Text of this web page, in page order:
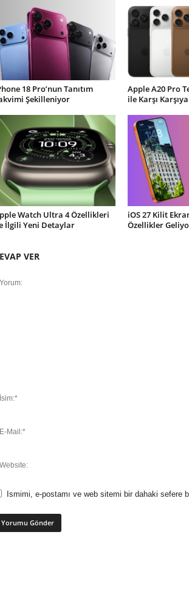
18 Pro’nun Tanıtım
Şekilleniyor
Apple A20 Pro
ile Karşı Karşıya
Watch Ultra 4 Özellikleri
İlgili Yeni Detaylar
iOS 27 Kilit
Özellikler
VER
Ismimi, e-postamı ve web sitemi bir dahaki sefere